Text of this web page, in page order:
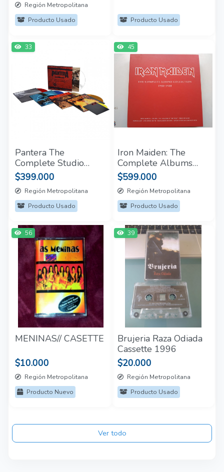
Región Metropolitana
Producto Usado
Producto Usado
33
Pantera The
Complete Studio
Albums: 1990-2000
5LP
$399.000
Región Metropolitana
Producto Usado
45
Iron Maiden: The
Complete Albums
Collection 1980-1988
Vinilo 9 LP's
$599.000
Región Metropolitana
Producto Usado
56
MENINAS// CASETTE
$10.000
Región Metropolitana
Producto Nuevo
39
Brujeria Raza Odiada
Cassette 1996
$20.000
Región Metropolitana
Producto Usado
Ver todo